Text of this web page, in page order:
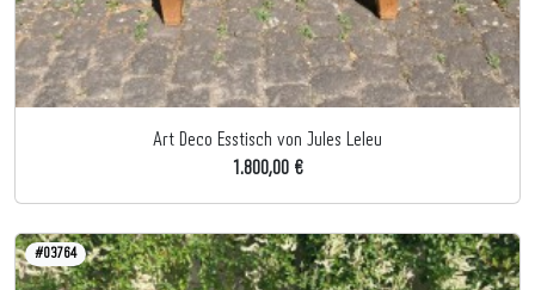
Art Deco Esstisch von Jules Leleu
1.800,00 €
#03764